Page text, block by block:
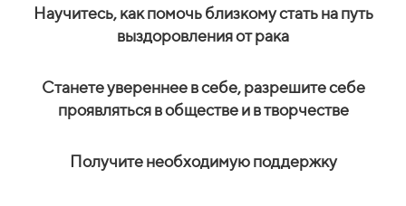
Научитесь, как помочь близкому стать на путь
выздоровления от рака
Станете увереннее в себе, разрешите себе
проявляться в обществе и в творчестве
Получите необходимую поддержку